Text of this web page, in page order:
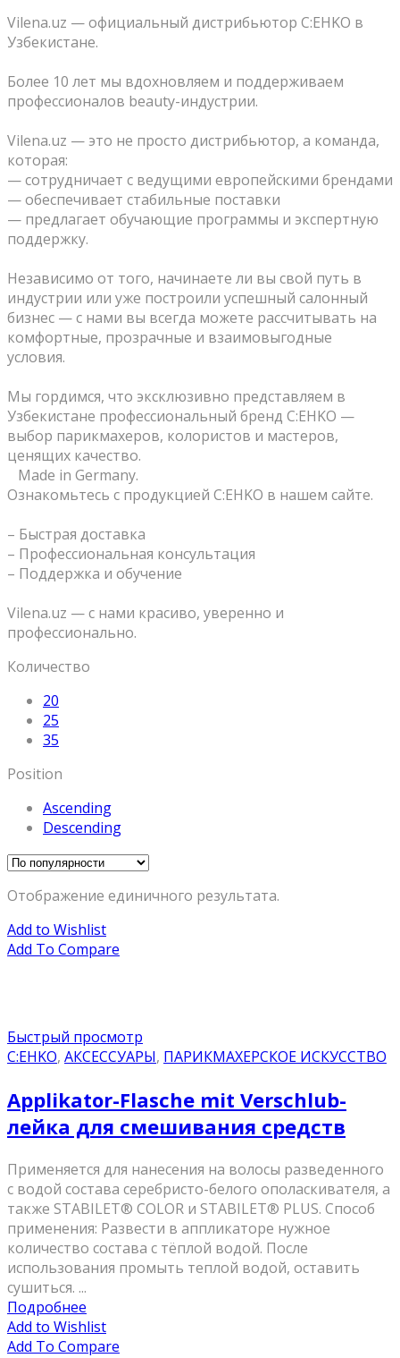
Vilena.uz — официальный дистрибьютор C:EHKO в
Узбекистане.
Более 10 лет мы вдохновляем и поддерживаем
профессионалов beauty-индустрии.
Vilena.uz — это не просто дистрибьютор, а команда,
которая:
— сотрудничает с ведущими европейскими брендами
— обеспечивает стабильные поставки
— предлагает обучающие программы и экспертную
поддержку.
Независимо от того, начинаете ли вы свой путь в
индустрии или уже построили успешный салонный
бизнес — с нами вы всегда можете рассчитывать на
комфортные, прозрачные и взаимовыгодные
условия.
Мы гордимся, что эксклюзивно представляем в
Узбекистане профессиональный бренд C:EHKO —
выбор парикмахеров, колористов и мастеров,
ценящих качество.
⠀Made in Germany.
Ознакомьтесь с продукцией C:EHKO в нашем сайте.
– Быстрая доставка
– Профессиональная консультация
– Поддержка и обучение
Vilena.uz — с нами красиво, уверенно и
профессионально.
Количество
20
25
35
Position
Ascending
Descending
Отображение единичного результата.
Add to Wishlist
Add To Compare
Быстрый просмотр
C:EHKO, АКСЕССУАРЫ, ПАРИКМАХЕРСКОЕ ИСКУССТВО
Applikator-Flasche mit Verschlub-
лейка для смешивания средств
Применяется для нанесения на волосы разведенного
с водой состава серебристо-белого ополаскивателя, а
также STABILET® COLOR и STABILET® PLUS. Способ
применения: Развести в аппликаторе нужное
количество состава с тёплой водой. После
использования промыть теплой водой, оставить
сушиться. ...
Подробнее
Add to Wishlist
Add To Compare